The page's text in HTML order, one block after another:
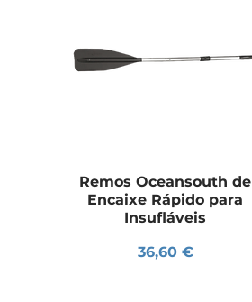
Visualização rápida
Remos Oceansouth de
Encaixe Rápido para
Insufláveis
Preço
36,60 €